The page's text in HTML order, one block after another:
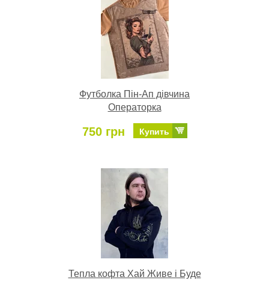
Футболка Пін-Ап дівчина
Операторка
750 грн Купить
Тепла кофта Хай Живе і Буде